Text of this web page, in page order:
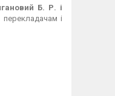
Б. Р. і
і